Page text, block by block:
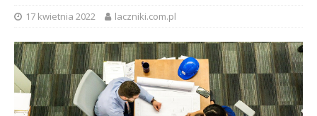
17 kwietnia 2022 laczniki.com.pl